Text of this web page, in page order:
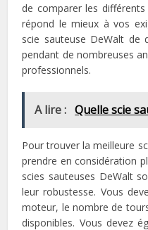
de comparer les
répond le mieux à vos
scie sauteuse DeWalt de
pendant de nombreuses
professionnels.
A lire : Quelle scie
Pour trouver la meilleure
prendre en considération
scies sauteuses DeWalt
leur robustesse. Vous
moteur, le nombre de
disponibles. Vous devez